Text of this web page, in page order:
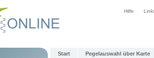
Hilfe
Start Pegelauswahl über Karte